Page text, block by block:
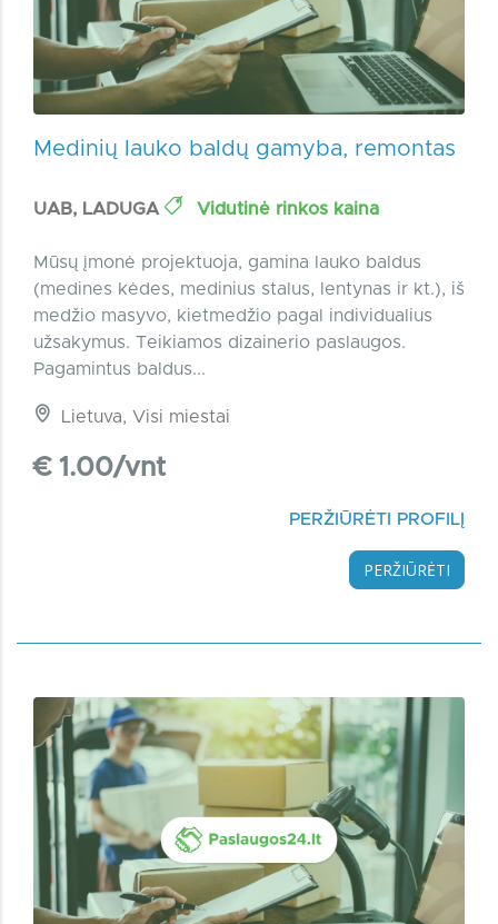
Medinių lauko baldų gamyba, remontas
UAB, LADUGA Vidutinė rinkos kaina
Mūsų įmonė projektuoja, gamina lauko baldus
(medines kėdes, medinius stalus, lentynas ir kt.), iš
medžio masyvo, kietmedžio pagal individualius
užsakymus. Teikiamos dizainerio paslaugos.
Pagamintus baldus...
Lietuva, Visi miestai
€ 1.00/vnt
PERŽIŪRĖTI PROFILĮ
PERŽIŪRĖTI